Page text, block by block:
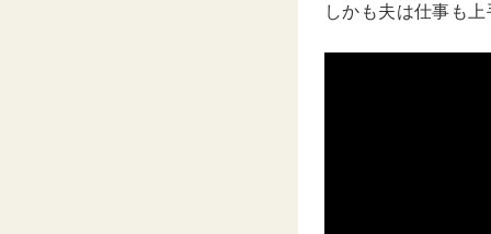
しかも夫は仕事も